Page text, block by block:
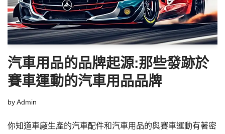
汽車用品的品牌起源:那些發跡於
賽車運動的汽車用品品牌
byAdmin
你知道車廠生產的汽車配件和汽車用品的與賽車運動有著密